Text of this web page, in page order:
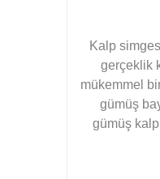
Kalp
gerçeklik
mükemmel
gümüş
gümüş